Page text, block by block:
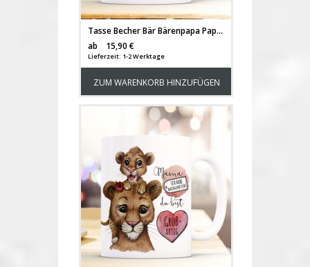
Tasse Becher Bär Bärenpapa Papa mit Bärenjunge & Spruch Mein Papa Mein Held Kaffeebecher Geschenk Vatertag ts1150
ab
15,90 €
Lieferzeit: 1-2 Werktage
ZUM WARENKORB HINZUFÜGEN